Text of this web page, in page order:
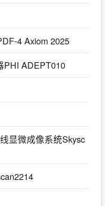
4 Axiom 2025
PHI ADEPT010
显微成像系统Skysc